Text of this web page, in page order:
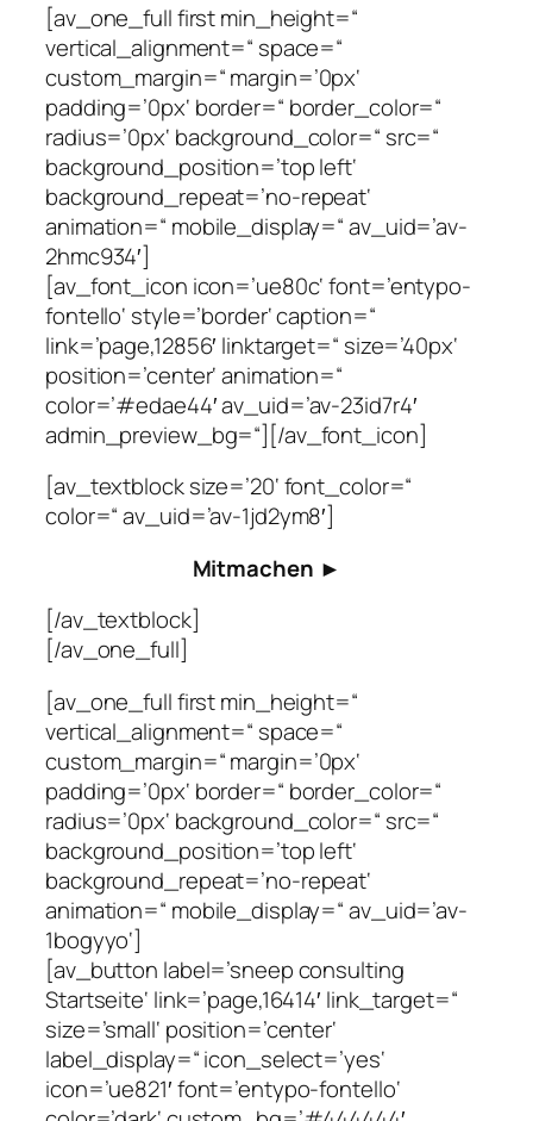
[av_one_full first min_height=“
vertical_alignment=“ space=“
custom_margin=“ margin=’0px‘
padding=’0px‘ border=“ border_color=“
radius=’0px‘ background_color=“ src=“
background_position=’top left‘
background_repeat=’no-repeat‘
animation=“ mobile_display=“ av_uid=’av-
2hmc934′]
[av_font_icon icon=’ue80c‘ font=’entypo-
fontello‘ style=’border‘ caption=“
link=’page,12856′ linktarget=“ size=’40px‘
position=’center‘ animation=“
color=’#edae44′ av_uid=’av-23id7r4′
admin_preview_bg=“][/av_font_icon]
[av_textblock size=’20‘ font_color=“
color=“ av_uid=’av-1jd2ym8′]
Mitmachen ►
[/av_textblock]
[/av_one_full]
[av_one_full first min_height=“
vertical_alignment=“ space=“
custom_margin=“ margin=’0px‘
padding=’0px‘ border=“ border_color=“
radius=’0px‘ background_color=“ src=“
background_position=’top left‘
background_repeat=’no-repeat‘
animation=“ mobile_display=“ av_uid=’av-
1bogyyo‘]
[av_button label=’sneep consulting
Startseite‘ link=’page,16414′ link_target=“
size=’small‘ position=’center‘
label_display=“ icon_select=’yes‘
icon=’ue821′ font=’entypo-fontello‘